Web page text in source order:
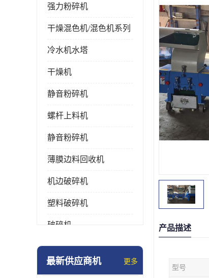
强力粉碎机
干燥混色机/混色机系列
冷水机水塔
干燥机
静音粉碎机
螺杆上料机
静音粉碎机
薄膜边料回收机
机边破碎机
塑料破碎机
破碎机
强力粉碎机
最新供应商机 更多
产品描述
型号